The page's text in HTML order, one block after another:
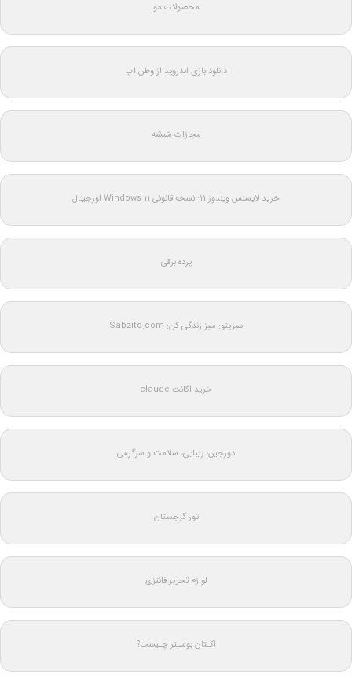
محصولات مو
دانلود بازی اندروید از وطن اپ
مجازات شیشه
خرید لایسنس ویندوز 11: نسخه قانونی Windows 11 اورجینال
پرده برقی
سبزیتو: سبز زندگی کن: Sabzito.com
خرید اکانت claude
دورجین؛ زیبایی، سلامت و سرگرمی
تور گرجستان
لوازم تحریر فانتزی
اکـتان بوسـتر چـیست؟